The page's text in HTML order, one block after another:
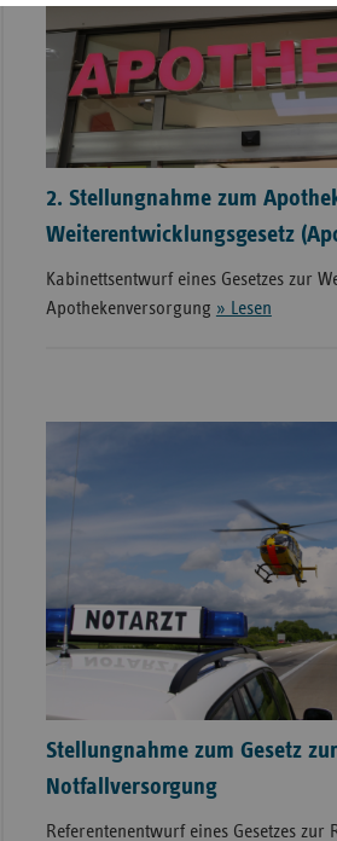
2. Stellungnahme zum
Weiterentwicklungsgesetz
Kabinettsentwurf eines Gesetzes zur
Apothekenversorgung » Lesen
Stellungnahme zum Gesetz
Notfallversorgung
Referentenentwurf eines Gesetzes zur